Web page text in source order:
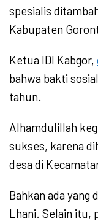
spesialis
Kabupaten
Ketua IDI Kabgor,
bahwa bakti
tahun.
Alhamdulillah
sukses, karena
desa di
Bahkan ada yang
Lhani. Selain itu,